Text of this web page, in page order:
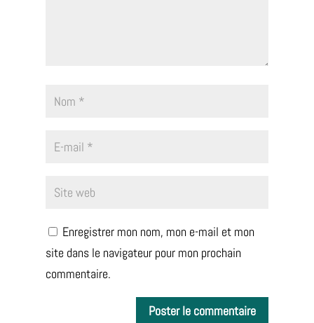
Enregistrer mon nom, mon e-mail et mon
site dans le navigateur pour mon prochain
commentaire.